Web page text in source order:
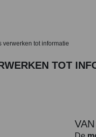
verwerken tot informatie
TOT